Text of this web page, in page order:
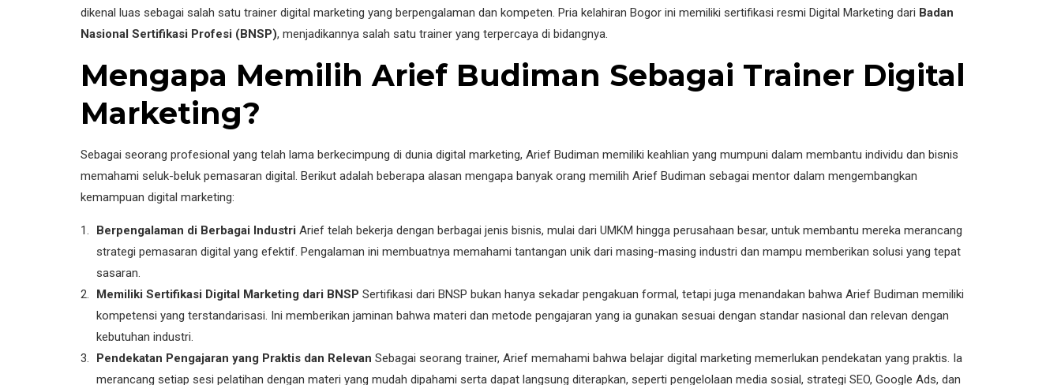
dikenal luas sebagai salah satu trainer digital marketing yang berpengalaman dan kompeten. Pria kelahiran Bogor ini memiliki sertifikasi resmi Digital Marketing dari Badan
Nasional Sertifikasi Profesi (BNSP), menjadikannya salah satu trainer yang terpercaya di bidangnya.
Mengapa Memilih Arief Budiman Sebagai Trainer Digital
Marketing?
Sebagai seorang profesional yang telah lama berkecimpung di dunia digital marketing, Arief Budiman memiliki keahlian yang mumpuni dalam membantu individu dan bisnis
memahami seluk-beluk pemasaran digital. Berikut adalah beberapa alasan mengapa banyak orang memilih Arief Budiman sebagai mentor dalam mengembangkan
kemampuan digital marketing:
Berpengalaman di Berbagai Industri Arief telah bekerja dengan berbagai jenis bisnis, mulai dari UMKM hingga perusahaan besar, untuk membantu mereka merancang
strategi pemasaran digital yang efektif. Pengalaman ini membuatnya memahami tantangan unik dari masing-masing industri dan mampu memberikan solusi yang tepat
sasaran.
Memiliki Sertifikasi Digital Marketing dari BNSP Sertifikasi dari BNSP bukan hanya sekadar pengakuan formal, tetapi juga menandakan bahwa Arief Budiman memiliki
kompetensi yang terstandarisasi. Ini memberikan jaminan bahwa materi dan metode pengajaran yang ia gunakan sesuai dengan standar nasional dan relevan dengan
kebutuhan industri.
Pendekatan Pengajaran yang Praktis dan Relevan Sebagai seorang trainer, Arief memahami bahwa belajar digital marketing memerlukan pendekatan yang praktis. Ia
merancang setiap sesi pelatihan dengan materi yang mudah dipahami serta dapat langsung diterapkan, seperti pengelolaan media sosial, strategi SEO, Google Ads, dan